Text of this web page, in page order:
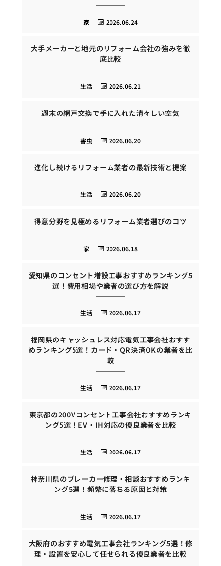
2026.06.24
家
大手メーカーと地元のリフォーム会社の強みを徹
底比較
2026.06.21
生活
週末の網戸交換で手に入れた清々しい空気
2026.06.20
害虫
進化し続けるリフォーム業者の最新技術と提案
2026.06.20
生活
得意分野を見極めるリフォーム業者選びのコツ
2026.06.18
家
愛知県のコンセント増設工事おすすめランキング5
選！費用相場や業者の選び方を解説
2026.06.17
生活
福岡県のキャッシュレス対応電気工事会社おすす
めランキング5選！カード・QR決済OKの業者を比
較
2026.06.17
生活
東京都の200Vコンセント工事会社おすすめランキ
ング5選！EV・IH対応の優良業者を比較
2026.06.17
生活
神奈川県のブレーカー修理・相談おすすめランキ
ング5選！頻繁に落ちる原因と対策
2026.06.17
生活
大阪府のおすすめ電気工事会社ランキング5選！修
理・設置を安心して任せられる優良業者を比較